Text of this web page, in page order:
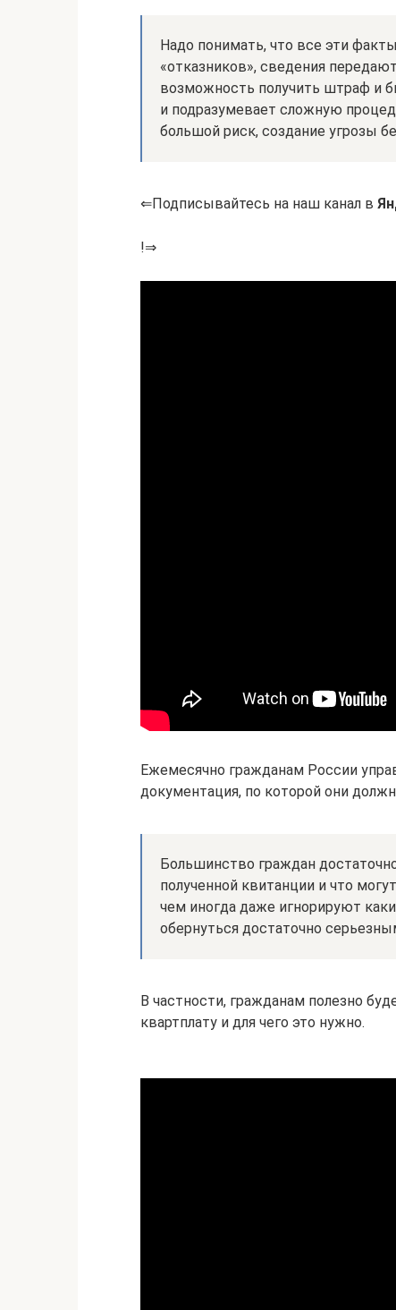
Надо понимать, что все эти
«отказников», сведения
возможность получить штраф и
и подразумевает сложную
большой риск, создание угрозы
⇐Подписывайтесь на наш канал в
!⇒
Ежемесячно гражданам России
документация, по которой они
Большинство граждан
полученной квитанции и что
чем иногда даже игнорируют
обернуться достаточно
В частности, гражданам полезно
квартплату и для чего это нужно.